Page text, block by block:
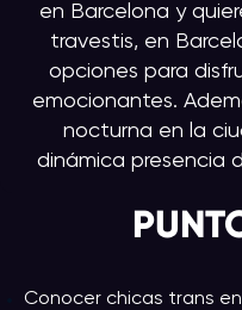
en Barcelona y
travestis, en
opciones para
emocionantes.
nocturna en la
dinámica presencia
Conocer chicas trans en